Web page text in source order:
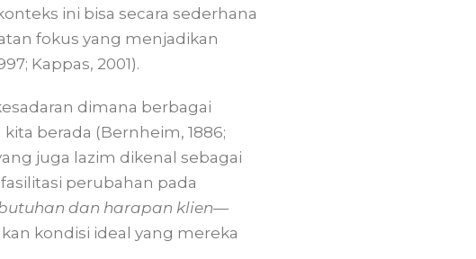
ini bisa secara sederhana
fokus yang menjadikan
Kappas, 2001).
dimana berbagai
berada (Bernheim, 1886;
juga lazim dikenal sebagai
perubahan pada
dan harapan klien—
kondisi ideal yang mereka